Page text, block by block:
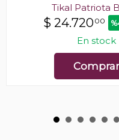
Tikal Patriota
$ 24.72000
En stock
Comprar